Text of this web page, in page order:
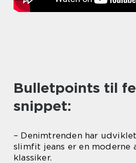
Bulletpoints til
snippet:
– Denimtrenden har
slimfit jeans er en moderne
klassiker.